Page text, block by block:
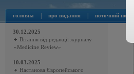
головна про видання поточний номер
30.12.2025
Вітання від редакції журналу
«Medicine Review»
10.03.2025
Настанова Європейського